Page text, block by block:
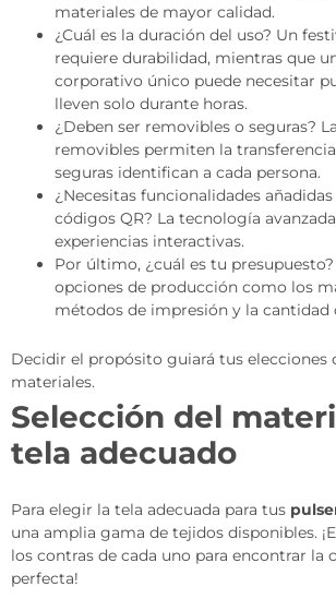
materiales de mayor calidad.
¿Cuál es la duración del uso? Un
requiere durabilidad, mientras que
corporativo único puede necesitar
lleven solo durante horas.
¿Deben ser removibles o seguras?
removibles permiten la
seguras identifican a cada persona.
¿Necesitas funcionalidades
códigos QR? La tecnología
experiencias interactivas.
Por último, ¿cuál es tu
opciones de producción como los
métodos de impresión y la cantidad
Decidir el propósito guiará tus elecciones
materiales.
Selección del
tela adecuado
Para elegir la tela adecuada para tus
una amplia gama de tejidos disponibles.
los contras de cada uno para encontrar la
perfecta!